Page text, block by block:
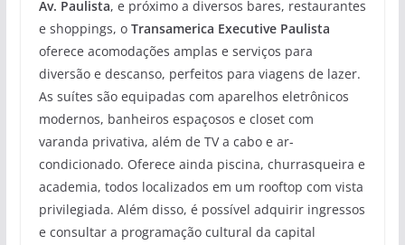
Av. Paulista, e próximo a diversos bares, restaurantes
e shoppings, o Transamerica Executive Paulista
oferece acomodações amplas e serviços para
diversão e descanso, perfeitos para viagens de lazer.
As suítes são equipadas com aparelhos eletrônicos
modernos, banheiros espaçosos e closet com
varanda privativa, além de TV a cabo e ar-
condicionado. Oferece ainda piscina, churrasqueira e
academia, todos localizados em um rooftop com vista
privilegiada. Além disso, é possível adquirir ingressos
e consultar a programação cultural da capital